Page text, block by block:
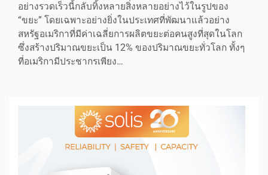
อย่างรวดเร็วนี้กลับทิ้งหลายสิ่งหลายอย่างไว้ในรูปของ
“ขยะ” โดยเฉพาะอย่างยิ่งในประเทศที่พัฒนาแล้วอย่าง
สหรัฐอเมริกาที่มีค่าเฉลี่ยการผลิตขยะต่อคนสูงที่สุดในโลก
ซึ่งสร้างปริมาณขยะเป็น 12% ของปริมาณขยะทั่วโลก ทั้งๆ
ที่อเมริกามีประชากรเพียง…